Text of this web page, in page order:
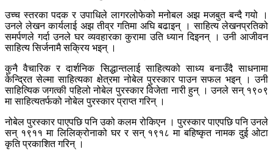
उच्च स्तरका पदक र उपाधिले लागरलोफेको मनोबल अझ मजबुत बन्दै गयो ।
उनले लेखन कार्यलाई अझ तीव्र गतिमा अघि बढाइन् । साहित्य लेखनप्रतिको
समर्पणले गर्दा उनले घर व्यवहारका कुरामा उति ध्यान दिइनन् । उनी आजीवन
साहित्य सिर्जनामै सक्रिय भइन् ।
कुनै वैचारिक र दार्शनिक सिद्धान्तलाई साहित्यको साध्य बनाउँदै साधनामा
केन्द्रित सेल्मा साहित्यका क्षेत्रमा नोबेल पुरस्कार पाउन सफल भइन् । उनी
साहित्यिक जगत्की पहिलो नोबेल पुरस्कार विजेता नारी हुन् । उनले सन् १९०९
मा साहित्यतर्फको नोबेल पुरस्कार प्राप्त गरिन् ।
नोबेल पुरस्कार पाएपछि पनि उको कलम रोकिएन । पुरस्कार पाएपछि पनि उनले
सन् १९११ मा लिलिक्रोनाको घर र सन् १९१८ मा बहिष्कृत नामक दुई ओटा
कृति प्रकाशित गरिन् ।